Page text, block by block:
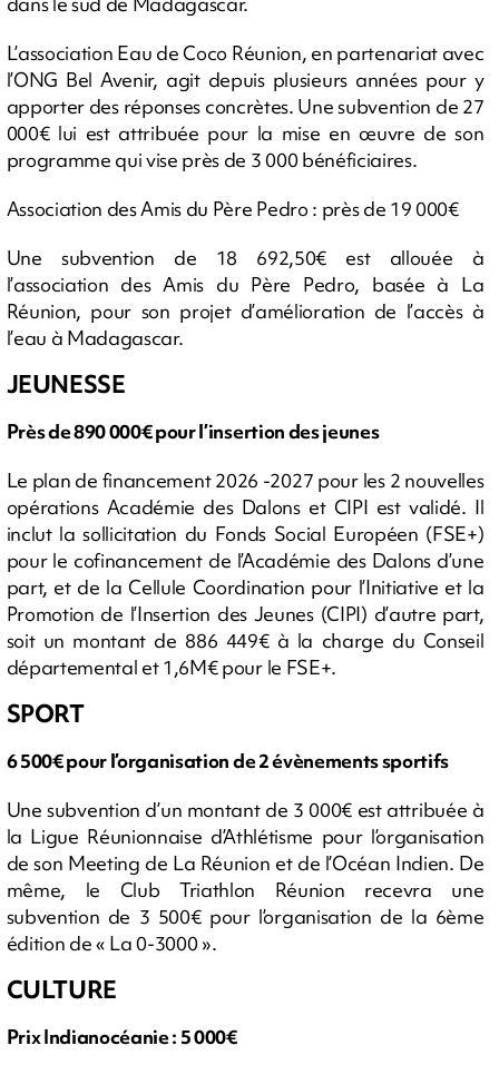
L’association Eau de Coco Réunion, en partenariat avec
l’ONG Bel Avenir, agit depuis plusieurs années pour y
apporter des réponses concrètes. Une subvention de 27
000€ lui est attribuée pour la mise en œuvre de son
programme qui vise près de 3 000 bénéficiaires.
Association des Amis du Père Pedro : près de 19 000€
Une subvention de 18 692,50€ est allouée à
l’association des Amis du Père Pedro, basée à La
Réunion, pour son projet d’amélioration de l’accès à
l’eau à Madagascar.
JEUNESSE
Près de 890 000€ pour l’insertion des jeunes
Le plan de financement 2026 -2027 pour les 2 nouvelles
opérations Académie des Dalons et CIPI est validé. Il
inclut la sollicitation du Fonds Social Européen (FSE+)
pour le cofinancement de l’Académie des Dalons d’une
part, et de la Cellule Coordination pour l’Initiative et la
Promotion de l’Insertion des Jeunes (CIPI) d’autre part,
soit un montant de 886 449€ à la charge du Conseil
départemental et 1,6M€ pour le FSE+.
SPORT
6 500€ pour l’organisation de 2 évènements sportifs
Une subvention d’un montant de 3 000€ est attribuée à
la Ligue Réunionnaise d’Athlétisme pour l’organisation
de son Meeting de La Réunion et de l’Océan Indien. De
même, le Club Triathlon Réunion recevra une
subvention de 3 500€ pour l’organisation de la 6ème
édition de « La 0-3000 ».
CULTURE
Prix Indianocéanie : 5 000€